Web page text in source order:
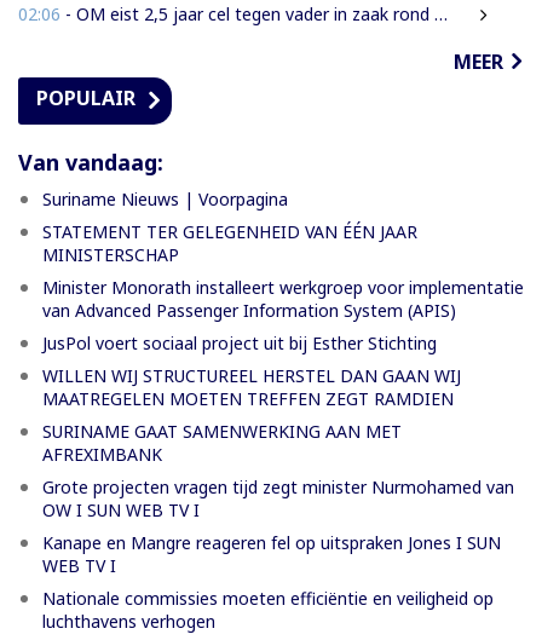
02:06 - OM eist 2,5 jaar cel tegen vader in zaak rond mishandeling en verwaarlozing
MEER
POPULAIR
Van vandaag:
Suriname Nieuws | Voorpagina
STATEMENT TER GELEGENHEID VAN ÉÉN JAAR
MINISTERSCHAP
Minister Monorath installeert werkgroep voor implementatie
van Advanced Passenger Information System (APIS)
JusPol voert sociaal project uit bij Esther Stichting
WILLEN WIJ STRUCTUREEL HERSTEL DAN GAAN WIJ
MAATREGELEN MOETEN TREFFEN ZEGT RAMDIEN
SURINAME GAAT SAMENWERKING AAN MET
AFREXIMBANK
Grote projecten vragen tijd zegt minister Nurmohamed van
OW I SUN WEB TV I
Kanape en Mangre reageren fel op uitspraken Jones I SUN
WEB TV I
Nationale commissies moeten efficiëntie en veiligheid op
luchthavens verhogen